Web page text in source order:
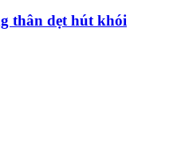
thân dẹt hút khói